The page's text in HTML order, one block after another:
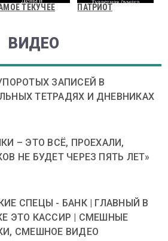
ТЕКУЧЕЕ ПАТРИОТ
ВИДЕО
ЗАПИСЕЙ В
ТЕТРАДЯХ И ДНЕВНИКАХ
– ЭТО ВСЁ, ПРОЕХАЛИ,
НЕ БУДЕТ ЧЕРЕЗ ПЯТЬ ЛЕТ»
СПЕЦЫ - БАНК | ГЛАВНЫЙ В
ЭТО КАССИР | СМЕШНЫЕ
СМЕШНОЕ ВИДЕО